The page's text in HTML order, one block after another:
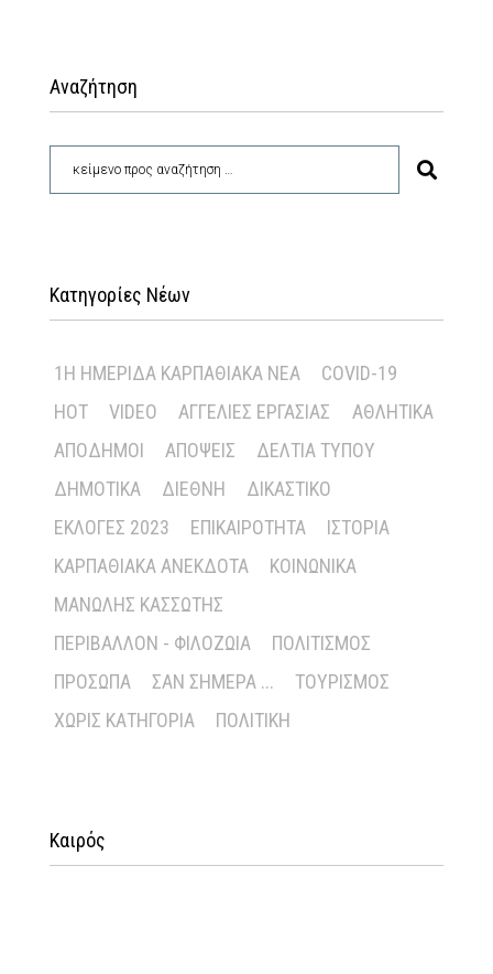
Αναζήτηση
Κατηγορίες Νέων
1Η ΗΜΕΡΊΔΑ ΚΑΡΠΑΘΙΑΚΆ ΝΈΑ
COVID-19
HOT
VIDEO ΑΓΓΕΛΊΕΣ ΕΡΓΑΣΊΑΣ
ΑΘΛΗΤΙΚΆ
ΑΠΌΔΗΜΟΙ
ΑΠΌΨΕΙΣ
ΔΕΛΤΊΑ ΤΎΠΟΥ
ΔΗΜΟΤΙΚΆ
ΔΙΕΘΝΉ
ΔΙΚΑΣΤΙΚΌ
ΕΚΛΟΓΈΣ 2023
ΕΠΙΚΑΙΡΌΤΗΤΑ
ΙΣΤΟΡΊΑ
ΚΑΡΠΑΘΙΑΚΆ ΑΝΈΚΔΟΤΑ
ΚΟΙΝΩΝΙΚΆ
ΜΑΝΏΛΗΣ ΚΑΣΣΏΤΗΣ
ΠΕΡΙΒΆΛΛΟΝ - ΦΙΛΟΖΩΊΑ
ΠΟΛΙΤΙΣΜΌΣ
ΠΡΌΣΩΠΑ
ΣΑΝ ΣΉΜΕΡΑ ...
ΤΟΥΡΙΣΜΌΣ
ΧΩΡΊΣ ΚΑΤΗΓΟΡΊΑ
ΠΟΛΙΤΙΚΉ
Καιρός